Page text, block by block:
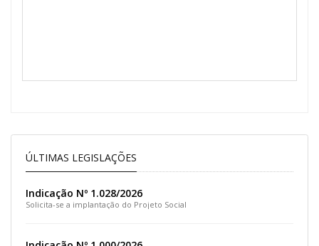
ÚLTIMAS LEGISLAÇÕES
Indicação Nº 1.028/2026
Solicita-se a implantação do Projeto Social